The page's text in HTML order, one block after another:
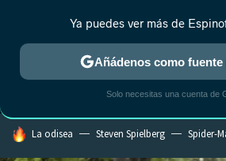
MENÚ
ESTRENOS REALITY
HOY SE HABLA DE
La odisea Steven Spielberg Spider-
Ya puedes ver más de
Añádenos como
Solo necesitas una cuenta de